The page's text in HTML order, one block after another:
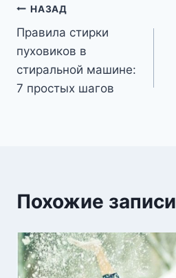
Навигация
по
записям
НАЗАД
Правила стирки
пуховиков в
стиральной машине:
7 простых шагов
Похожие записи